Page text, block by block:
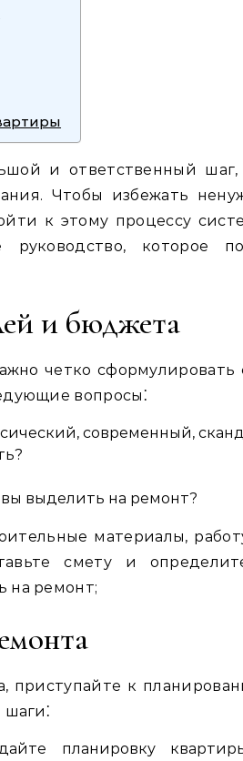
и ответственный
Чтобы избежать
к этому процессу
которое
и бюджета
четко сформулировать
вопросы⁚
современный,
выделить на ремонт?
материалы,
смету и
на ремонт;
к
планировку